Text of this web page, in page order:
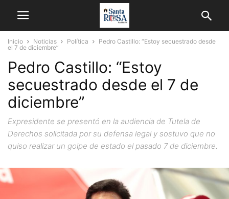
Inicio Noticias Política
Pedro Castillo: “Estoy secuestrado desde
el 7 de diciembre”
Pedro Castillo: “Estoy
secuestrado desde el 7 de
diciembre”
Expresidente se presentó en la audiencia de Tutela de
Derechos solicitada por su defensa legal y sostuvo que no
quiso realizar un golpe de estado el pasado 7 de diciembre.